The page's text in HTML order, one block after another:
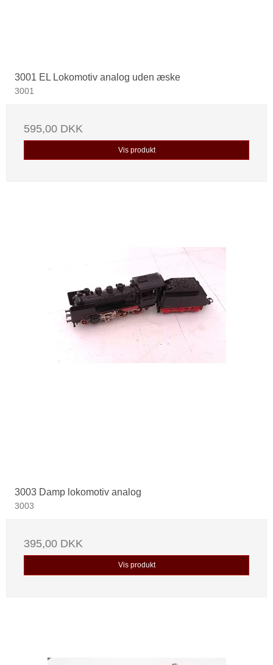
3001 EL Lokomotiv analog uden æske
3001
595,00 DKK
Vis produkt
3003 Damp lokomotiv analog
3003
395,00 DKK
Vis produkt